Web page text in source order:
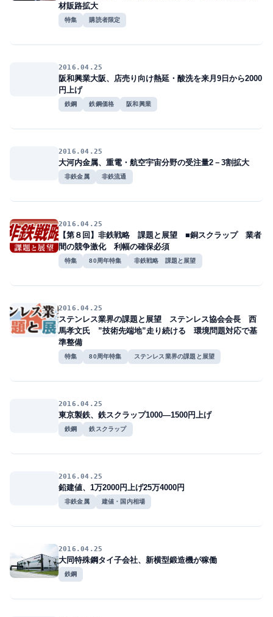
材販路拡大
特集 購読者限定
2016.04.25
阪和興業大阪、店売り向け熱延・酸洗を来月9日から2000
円上げ
鉄鋼 鉄鋼価格 阪和興業
2016.04.25
大河内金属、重電・航空宇宙分野の受注量2－3割拡大
非鉄金属 非鉄流通
2016.04.25
【第８回】非鉄戦略 課題と展望 ■銅スクラップ 業者
間の競争激化 利幅の確保必須
特集 80周年特集 非鉄戦略 課題と展望
2016.04.25
ステンレス業界の課題と展望 ステンレス協会会長 西
馬孝文氏 ”技術先端地”走り続ける 環境問題対応で基
準整備
特集 80周年特集 ステンレス業界の課題と展望
2016.04.25
東京製鉄、鉄スクラップ1000―1500円上げ
鉄鋼 鉄スクラップ
2016.04.25
鉛建値、1万2000円上げ25万4000円
非鉄金属 建値・国内相場
2016.04.25
大同特殊鋼タイ子会社、新横型鍛造機が稼働
鉄鋼